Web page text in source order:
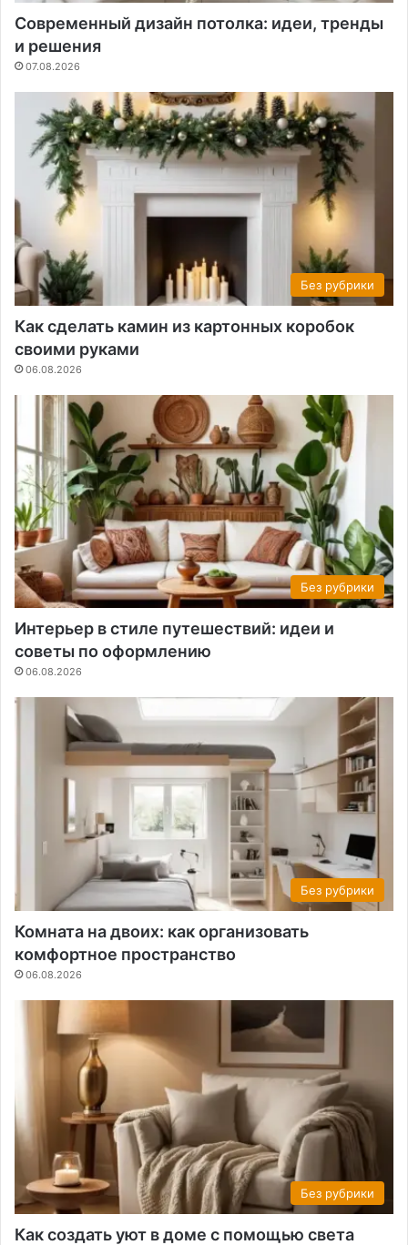
Современный дизайн потолка: идеи, тренды
и решения
07.08.2026
Без рубрики
Как сделать камин из картонных коробок
своими руками
06.08.2026
Без рубрики
Интерьер в стиле путешествий: идеи и
советы по оформлению
06.08.2026
Без рубрики
Комната на двоих: как организовать
комфортное пространство
06.08.2026
Без рубрики
Как создать уют в доме с помощью света